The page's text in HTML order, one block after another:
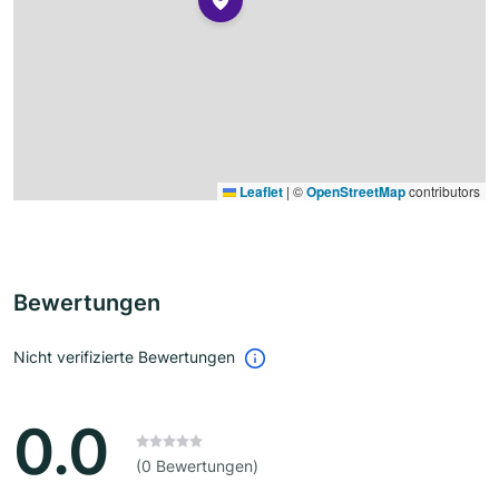
Leaflet | ©OpenStreetMapcontributors
Bewertungen
Nicht verifizierte Bewertungen
0.0 (0 Bewertungen)